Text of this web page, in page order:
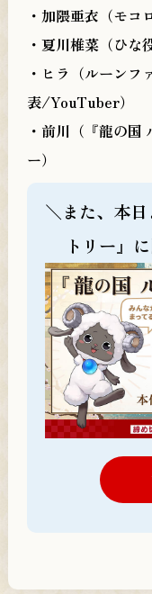
・加隈亜衣（モコ
・夏川椎菜（ひな
・ヒラ（ルーンフ
表/YouTuber）
・前川（『龍の国
ー）
＼また、本
トリー』